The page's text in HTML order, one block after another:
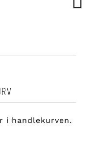
i handlekurven.